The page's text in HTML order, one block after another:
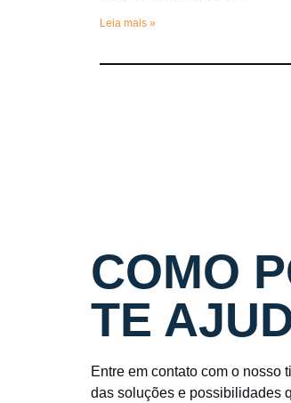
Leia mais »
COMO
TE
Entre em contato com o nosso
das soluções e possibilidades